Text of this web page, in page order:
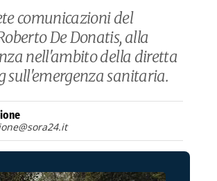
comunicazioni del
De Donatis, alla
nell'ambito della diretta
sull'emergenza sanitaria.